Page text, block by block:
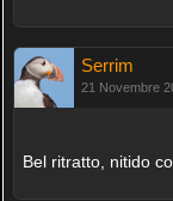
Serrim
21 Novembre
Bel ritratto, nitido